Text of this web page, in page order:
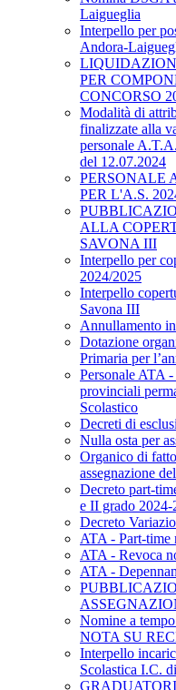
Laigueglia
Interpello per
Andora-
PER
CONCORSO
Modalità di
finalizzate alla
personale
del 12.07.2024
PERSONALE
PER L'A.S.
ALLA
SAVONA III
Interpello per
2024/2025
Interpello
Savona III
Annullamento
Dotazione
Primaria per
Personale ATA
provinciali
Scolastico
Decreti di
Nulla osta per
Organico di
assegnazione
Decreto part-
e II grado 2024-
Decreto
ATA - Part-time
ATA - Revoca
ATA -
Nomine a
NOTA SU
Interpello
Scolastica I.C.